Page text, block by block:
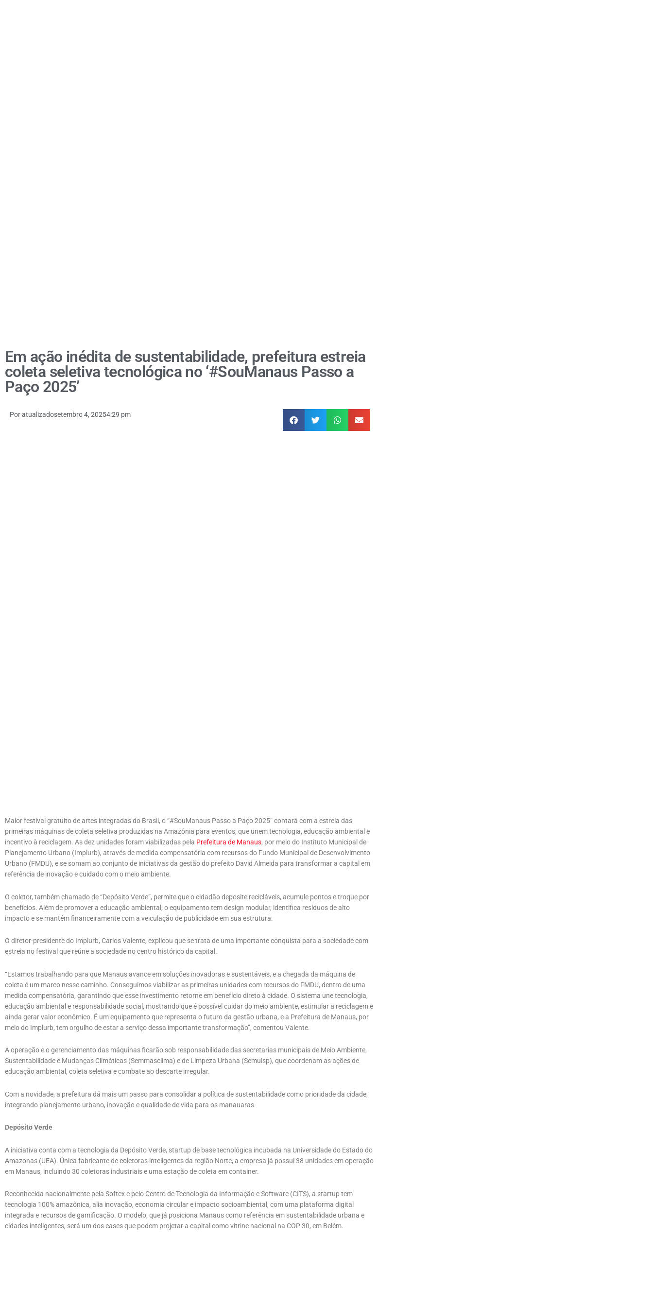
Em ação inédita de sustentabilidade, prefeitura estreia
coleta seletiva tecnológica no ‘#SouManaus Passo a
Paço 2025’
Poratualizadosetembro 4, 20254:29 pm
Maior festival gratuito de artes integradas do Brasil, o “#SouManaus Passo a Paço 2025” contará com a estreia das
primeiras máquinas de coleta seletiva produzidas na Amazônia para eventos, que unem tecnologia, educação ambiental e
incentivo à reciclagem. As dez unidades foram viabilizadas pela Prefeitura de Manaus, por meio do Instituto Municipal de
Planejamento Urbano (Implurb), através de medida compensatória com recursos do Fundo Municipal de Desenvolvimento
Urbano (FMDU), e se somam ao conjunto de iniciativas da gestão do prefeito David Almeida para transformar a capital em
referência de inovação e cuidado com o meio ambiente.
O coletor, também chamado de “Depósito Verde”, permite que o cidadão deposite recicláveis, acumule pontos e troque por
benefícios. Além de promover a educação ambiental, o equipamento tem design modular, identifica resíduos de alto
impacto e se mantém financeiramente com a veiculação de publicidade em sua estrutura.
O diretor-presidente do Implurb, Carlos Valente, explicou que se trata de uma importante conquista para a sociedade com
estreia no festival que reúne a sociedade no centro histórico da capital.
“Estamos trabalhando para que Manaus avance em soluções inovadoras e sustentáveis, e a chegada da máquina de
coleta é um marco nesse caminho. Conseguimos viabilizar as primeiras unidades com recursos do FMDU, dentro de uma
medida compensatória, garantindo que esse investimento retorne em benefício direto à cidade. O sistema une tecnologia,
educação ambiental e responsabilidade social, mostrando que é possível cuidar do meio ambiente, estimular a reciclagem e
ainda gerar valor econômico. É um equipamento que representa o futuro da gestão urbana, e a Prefeitura de Manaus, por
meio do Implurb, tem orgulho de estar a serviço dessa importante transformação”, comentou Valente.
A operação e o gerenciamento das máquinas ficarão sob responsabilidade das secretarias municipais de Meio Ambiente,
Sustentabilidade e Mudanças Climáticas (Semmasclima) e de Limpeza Urbana (Semulsp), que coordenam as ações de
educação ambiental, coleta seletiva e combate ao descarte irregular.
Com a novidade, a prefeitura dá mais um passo para consolidar a política de sustentabilidade como prioridade da cidade,
integrando planejamento urbano, inovação e qualidade de vida para os manauaras.
Depósito Verde
A iniciativa conta com a tecnologia da Depósito Verde, startup de base tecnológica incubada na Universidade do Estado do
Amazonas (UEA). Única fabricante de coletoras inteligentes da região Norte, a empresa já possui 38 unidades em operação
em Manaus, incluindo 30 coletoras industriais e uma estação de coleta em container.
Reconhecida nacionalmente pela Softex e pelo Centro de Tecnologia da Informação e Software (CITS), a startup tem
tecnologia 100% amazônica, alia inovação, economia circular e impacto socioambiental, com uma plataforma digital
integrada e recursos de gamificação. O modelo, que já posiciona Manaus como referência em sustentabilidade urbana e
cidades inteligentes, será um dos cases que podem projetar a capital como vitrine nacional na COP 30, em Belém.